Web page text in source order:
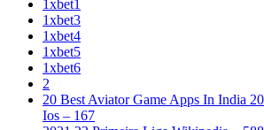
1xbet1
1xbet3
1xbet4
1xbet5
1xbet6
2
20 Best Aviator Game Apps In India
Ios – 167